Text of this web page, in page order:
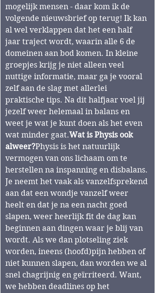
mogelijk mensen - daar kom ik de
volgende nieuwsbrief op terug! Ik kan
al wel verklappen dat het een half
jaar traject wordt, waarin alle 6 de
domeinen aan bod komen. In kleine
groepjes krijg je niet alleen veel
nuttige informatie, maar ga je vooral
zelf aan de slag met allerlei
praktische tips. Na dit halfjaar voel jij
jezelf weer helemaal in balans en
weet je wat je kunt doen als het even
wat minder gaat.Wat is Physis ook
alweer?Physis is het natuurlijk
vermogen van ons lichaam om te
herstellen na inspanning en disbalans.
Je neemt het vaak als vanzelfsprekend
aan dat een wondje vanzelf weer
heelt en dat je na een nacht goed
slapen, weer heerlijk fit de dag kan
beginnen aan dingen waar je blij van
wordt. Als we dan plotseling ziek
worden, ineens (hoofd)pijn hebben of
niet kunnen slapen, dan worden we al
snel chagrijnig en geïrriteerd. Want,
we hebben deadlines op het